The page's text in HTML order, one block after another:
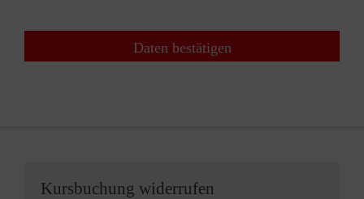
Daten bestätigen
Kursbuchung widerrufen